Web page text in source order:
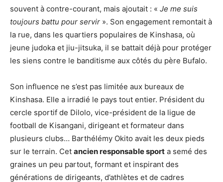
souvent à contre-courant, mais ajoutait : « Je me suis
toujours battu pour servir ». Son engagement remontait à
la rue, dans les quartiers populaires de Kinshasa, où
jeune judoka et jiu-jitsuka, il se battait déjà pour protéger
les siens contre le banditisme aux côtés du père Bufalo.
Son influence ne s’est pas limitée aux bureaux de
Kinshasa. Elle a irradié le pays tout entier. Président du
cercle sportif de Dilolo, vice-président de la ligue de
football de Kisangani, dirigeant et formateur dans
plusieurs clubs… Barthélémy Okito avait les deux pieds
sur le terrain. Cet ancien responsable sport a semé des
graines un peu partout, formant et inspirant des
générations de dirigeants, d’athlètes et de cadres